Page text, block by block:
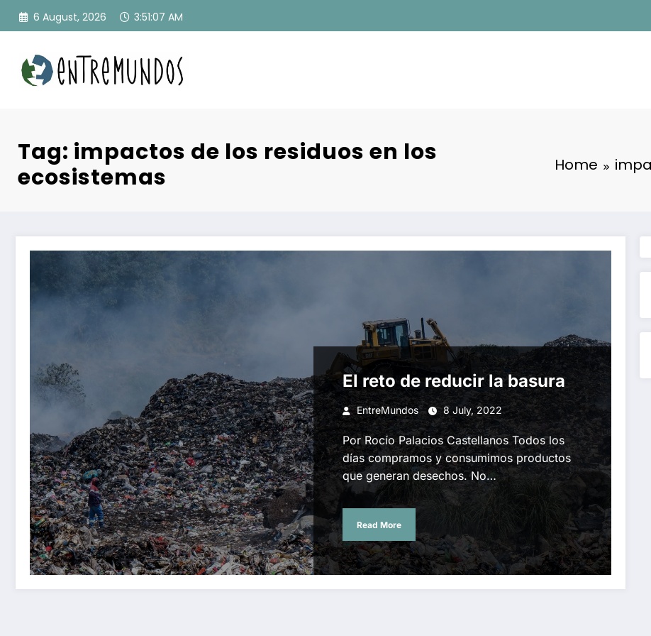
Skip
6 August, 2026 3:51:07 AM
Tag: impactos de los residuos en los
ecosistemas
Home
El reto de reducir la basura
EntreMundos 8 July, 2022
Por Rocío Palacios Castellanos Todos los
días compramos y consumimos productos
que generan desechos. No…
Read More